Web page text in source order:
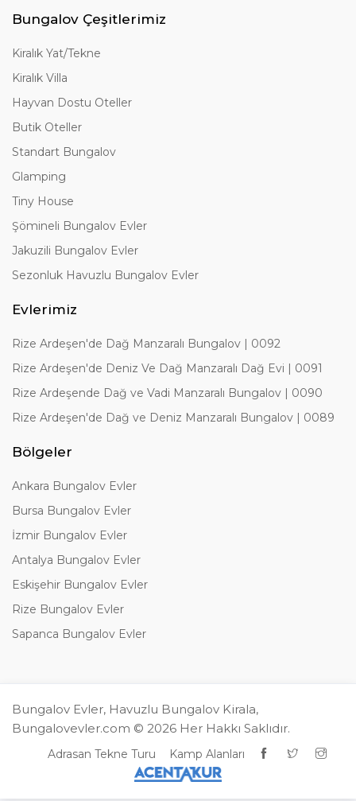
Bungalov Çeşitlerimiz
Kiralık Yat/Tekne
Kiralık Villa
Hayvan Dostu Oteller
Butik Oteller
Standart Bungalov
Glamping
Tiny House
Şömineli Bungalov Evler
Jakuzili Bungalov Evler
Sezonluk Havuzlu Bungalov Evler
Evlerimiz
Rize Ardeşen'de Dağ Manzaralı Bungalov | 0092
Rize Ardeşen'de Deniz Ve Dağ Manzaralı Dağ Evi | 0091
Rize Ardeşende Dağ ve Vadi Manzaralı Bungalov | 0090
Rize Ardeşen'de Dağ ve Deniz Manzaralı Bungalov | 0089
Bölgeler
Ankara Bungalov Evler
Bursa Bungalov Evler
İzmir Bungalov Evler
Antalya Bungalov Evler
Eskişehir Bungalov Evler
Rize Bungalov Evler
Sapanca Bungalov Evler
Bungalov Evler, Havuzlu Bungalov Kirala,
Bungalovevler.com © 2026 Her Hakkı Saklıdır.
Adrasan Tekne Turu Kamp Alanları